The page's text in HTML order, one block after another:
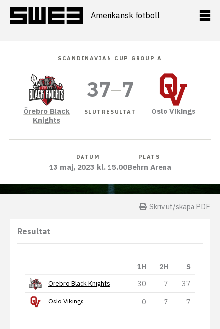
innehåll
Amerikansk fotboll
SCANDINAVIAN CUP GROUP A
Örebro Black
Knights
37–7
SLUTRESULTAT Oslo Vikings
DATUM
13 maj, 2023 kl. 15.00
PLATS
Behrn Arena
Skriv ut/skapa PDF
Resultat
1H 2H S
Örebro Black Knights 30 7 37
Oslo Vikings 0 7 7